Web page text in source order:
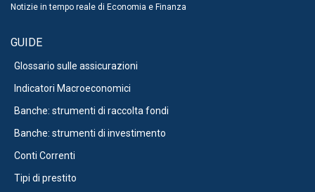
Notizie in tempo reale di Economia e Finanza
GUIDE
Glossario sulle assicurazioni
Indicatori Macroeconomici
Banche: strumenti di raccolta fondi
Banche: strumenti di investimento
Conti Correnti
Tipi di prestito